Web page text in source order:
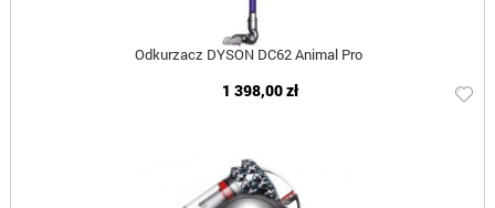
Odkurzacz DYSON DC62 Animal Pro
1 398,00 zł